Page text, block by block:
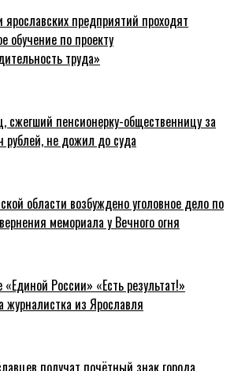
ярославских предприятий проходят
обучение по проекту
труда»
сжегший пенсионерку-общественницу за
рублей, не дожил до суда
области возбуждено уголовное дело по
мемориала у Вечного огня
России» «Есть результат!»
журналистка из Ярославля